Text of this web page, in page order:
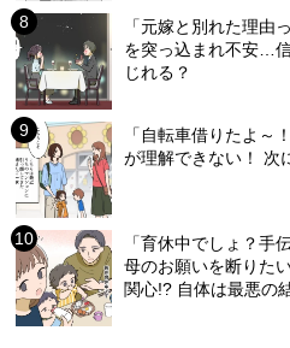
「元嫁と別れた理由
を突っ込まれ不安…
じれる？
「自転車借りたよ～
が理解できない！ 次
「育休中でしょ？手
母のお願いを断りた
関心!? 自体は最悪の